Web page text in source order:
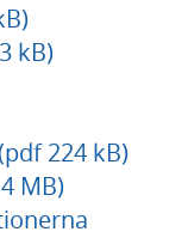
kB)
224 kB)
MB)